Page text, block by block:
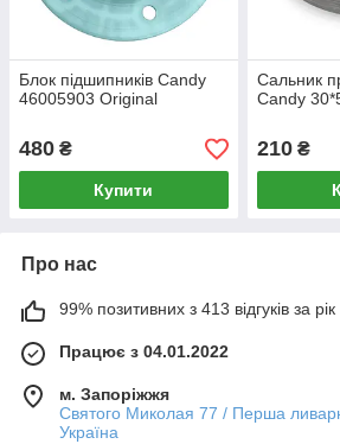
Блок підшипників Candy
46005903 Original
480 ₴
Купити
Сальник
Candy
210₴
Про нас
99% позитивних з 413 відгуків за рік
Працює з 04.01.2022
м. Запоріжжя
Святого Миколая 77 / Перша
Україна